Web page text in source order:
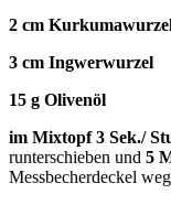
2 cm
3 cm Ingwerwurzel
15 g Olivenöl
im Mixtopf 3 Sek./
runterschieben und 5
Messbecherdeckel